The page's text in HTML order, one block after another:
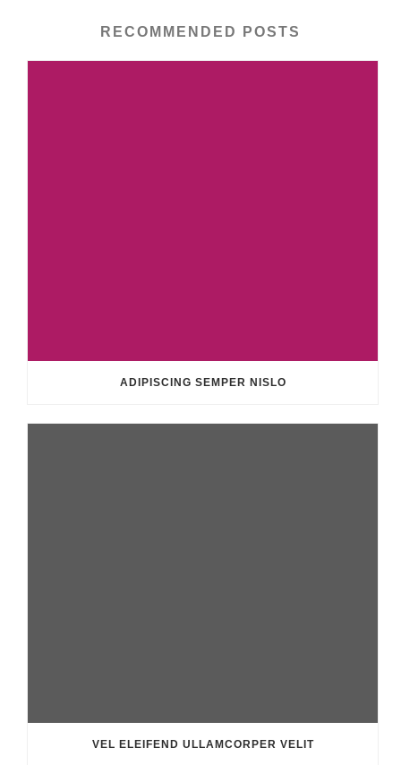
RECOMMENDED POSTS
ADIPISCING SEMPER NISLO
VEL ELEIFEND ULLAMCORPER VELIT